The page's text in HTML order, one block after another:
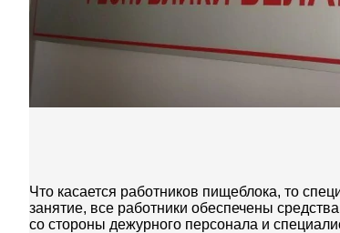
Что касается работников пищеблока, то
занятие, все работники обеспечены
со стороны дежурного персонала и